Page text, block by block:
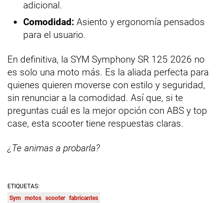
adicional.
Comodidad: Asiento y ergonomía pensados
para el usuario.
En definitiva, la SYM Symphony SR 125 2026 no
es solo una moto más. Es la aliada perfecta para
quienes quieren moverse con estilo y seguridad,
sin renunciar a la comodidad. Así que, si te
preguntas cuál es la mejor opción con ABS y top
case, esta scooter tiene respuestas claras.
¿Te animas a probarla?
ETIQUETAS:
Sym motos scooter fabricantes